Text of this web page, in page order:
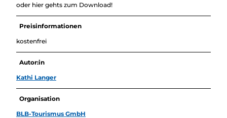
oder hier gehts zum Download!
Preisinformationen
kostenfrei
Autor:in
Kathi Langer
Organisation
BLB-Tourismus GmbH